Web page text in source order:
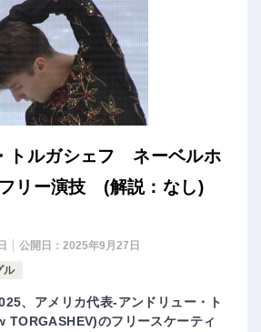
トルガシェフ ネーベルホ
リー演技 (解説：なし)
公開日： 2025年9月27日
ル
、アメリカ代表-アンドリュー・ト
TORGASHEV)のフリースケーティ